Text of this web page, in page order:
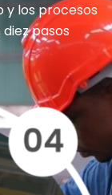
y los procesos
pasos